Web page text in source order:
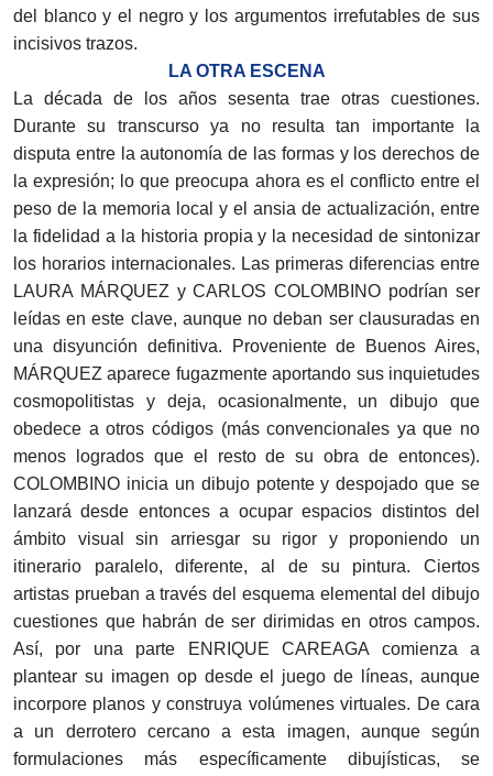
del blanco y el negro y los argumentos irrefutables de sus
incisivos trazos.
LA OTRA ESCENA
La década de los años sesenta trae otras cuestiones.
Durante su transcurso ya no resulta tan importante la
disputa entre la autonomía de las formas y los derechos de
la expresión; lo que preocupa ahora es el conflicto entre el
peso de la memoria local y el ansia de actualización, entre
la fidelidad a la historia propia y la necesidad de sintonizar
los horarios internacionales. Las primeras diferencias entre
LAURA MÁRQUEZ y CARLOS COLOMBINO podrían ser
leídas en este clave, aunque no deban ser clausuradas en
una disyunción definitiva. Proveniente de Buenos Aires,
MÁRQUEZ aparece fugazmente aportando sus inquietudes
cosmopolitistas y deja, ocasionalmente, un dibujo que
obedece a otros códigos (más convencionales ya que no
menos logrados que el resto de su obra de entonces).
COLOMBINO inicia un dibujo potente y despojado que se
lanzará desde entonces a ocupar espacios distintos del
ámbito visual sin arriesgar su rigor y proponiendo un
itinerario paralelo, diferente, al de su pintura. Ciertos
artistas prueban a través del esquema elemental del dibujo
cuestiones que habrán de ser dirimidas en otros campos.
Así, por una parte ENRIQUE CAREAGA comienza a
plantear su imagen op desde el juego de líneas, aunque
incorpore planos y construya volúmenes virtuales. De cara
a un derrotero cercano a esta imagen, aunque según
formulaciones más específicamente dibujísticas, se